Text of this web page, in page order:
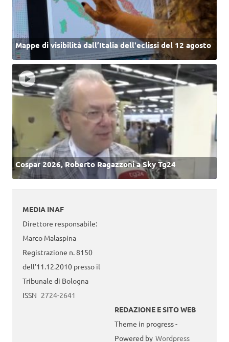
Mappe di visibilità dall’Italia dell'eclissi del 12 agosto
Cospar 2026, Roberto Ragazzoni a Sky Tg24
MEDIA INAF
Direttore responsabile:
Marco Malaspina
Registrazione n. 8150
dell’11.12.2010 presso il
Tribunale di Bologna
ISSN 2724-2641
REDAZIONE E SITO WEB
Theme in progress -
Powered by Wordpress